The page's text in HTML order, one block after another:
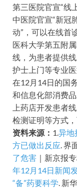
第三医院官宣“线
中医院官宣“新冠
动”，可以在线首
医科大学第五附
线，为患者提供
护士上门等专业
在12月14日的国
和信息化部消费
上药店开发患者
检测证明等方式
资料来源： 1.异地
方已做出反应. 界
了危害 ｜新京报
年12月14日新闻
“备”药要科学. 新